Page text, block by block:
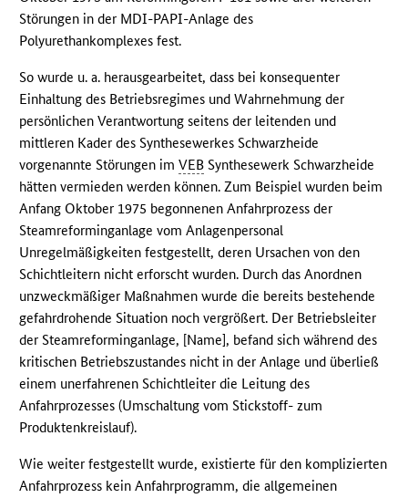
Störungen in der MDI-PAPI-Anlage des
Polyurethankomplexes fest.
So wurde u. a. herausgearbeitet, dass bei konsequenter
Einhaltung des Betriebsregimes und Wahrnehmung der
persönlichen Verantwortung seitens der leitenden und
mittleren Kader des Synthesewerkes Schwarzheide
vorgenannte Störungen imVEB Synthesewerk Schwarzheide
hätten vermieden werden können. Zum Beispiel wurden beim
Anfang Oktober 1975 begonnenen Anfahrprozess der
Steamreforminganlage vom Anlagenpersonal
Unregelmäßigkeiten festgestellt, deren Ursachen von den
Schichtleitern nicht erforscht wurden. Durch das Anordnen
unzweckmäßiger Maßnahmen wurde die bereits bestehende
gefahrdrohende Situation noch vergrößert. Der Betriebsleiter
der Steamreforminganlage, [Name], befand sich während des
kritischen Betriebszustandes nicht in der Anlage und überließ
einem unerfahrenen Schichtleiter die Leitung des
Anfahrprozesses (Umschaltung vom Stickstoff- zum
Produktenkreislauf).
Wie weiter festgestellt wurde, existierte für den komplizierten
Anfahrprozess kein Anfahrprogramm, die allgemeinen